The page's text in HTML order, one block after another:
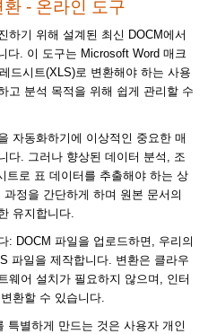
- 온라인 도구
하기 위해 설계된 최신 DOCM에서
다. 이 도구는 Microsoft Word 매크
드시트(XLS)로 변환해야 하는 사용
고 분석 목적을 위해 쉽게 관리할 수
자동화하기에 이상적인 중요한 매
다. 그러나 향상된 데이터 분석, 조
트로 표 데이터를 추출해야 하는 상
정을 간단하게 하며 원본 문서의
유지합니다.
: DOCM 파일을 업로드하면, 우리의
파일을 제작합니다. 변환은 클라우
웨어 설치가 필요하지 않으며, 인터
환할 수 있습니다.
특별하게 만드는 것은 사용자 개인